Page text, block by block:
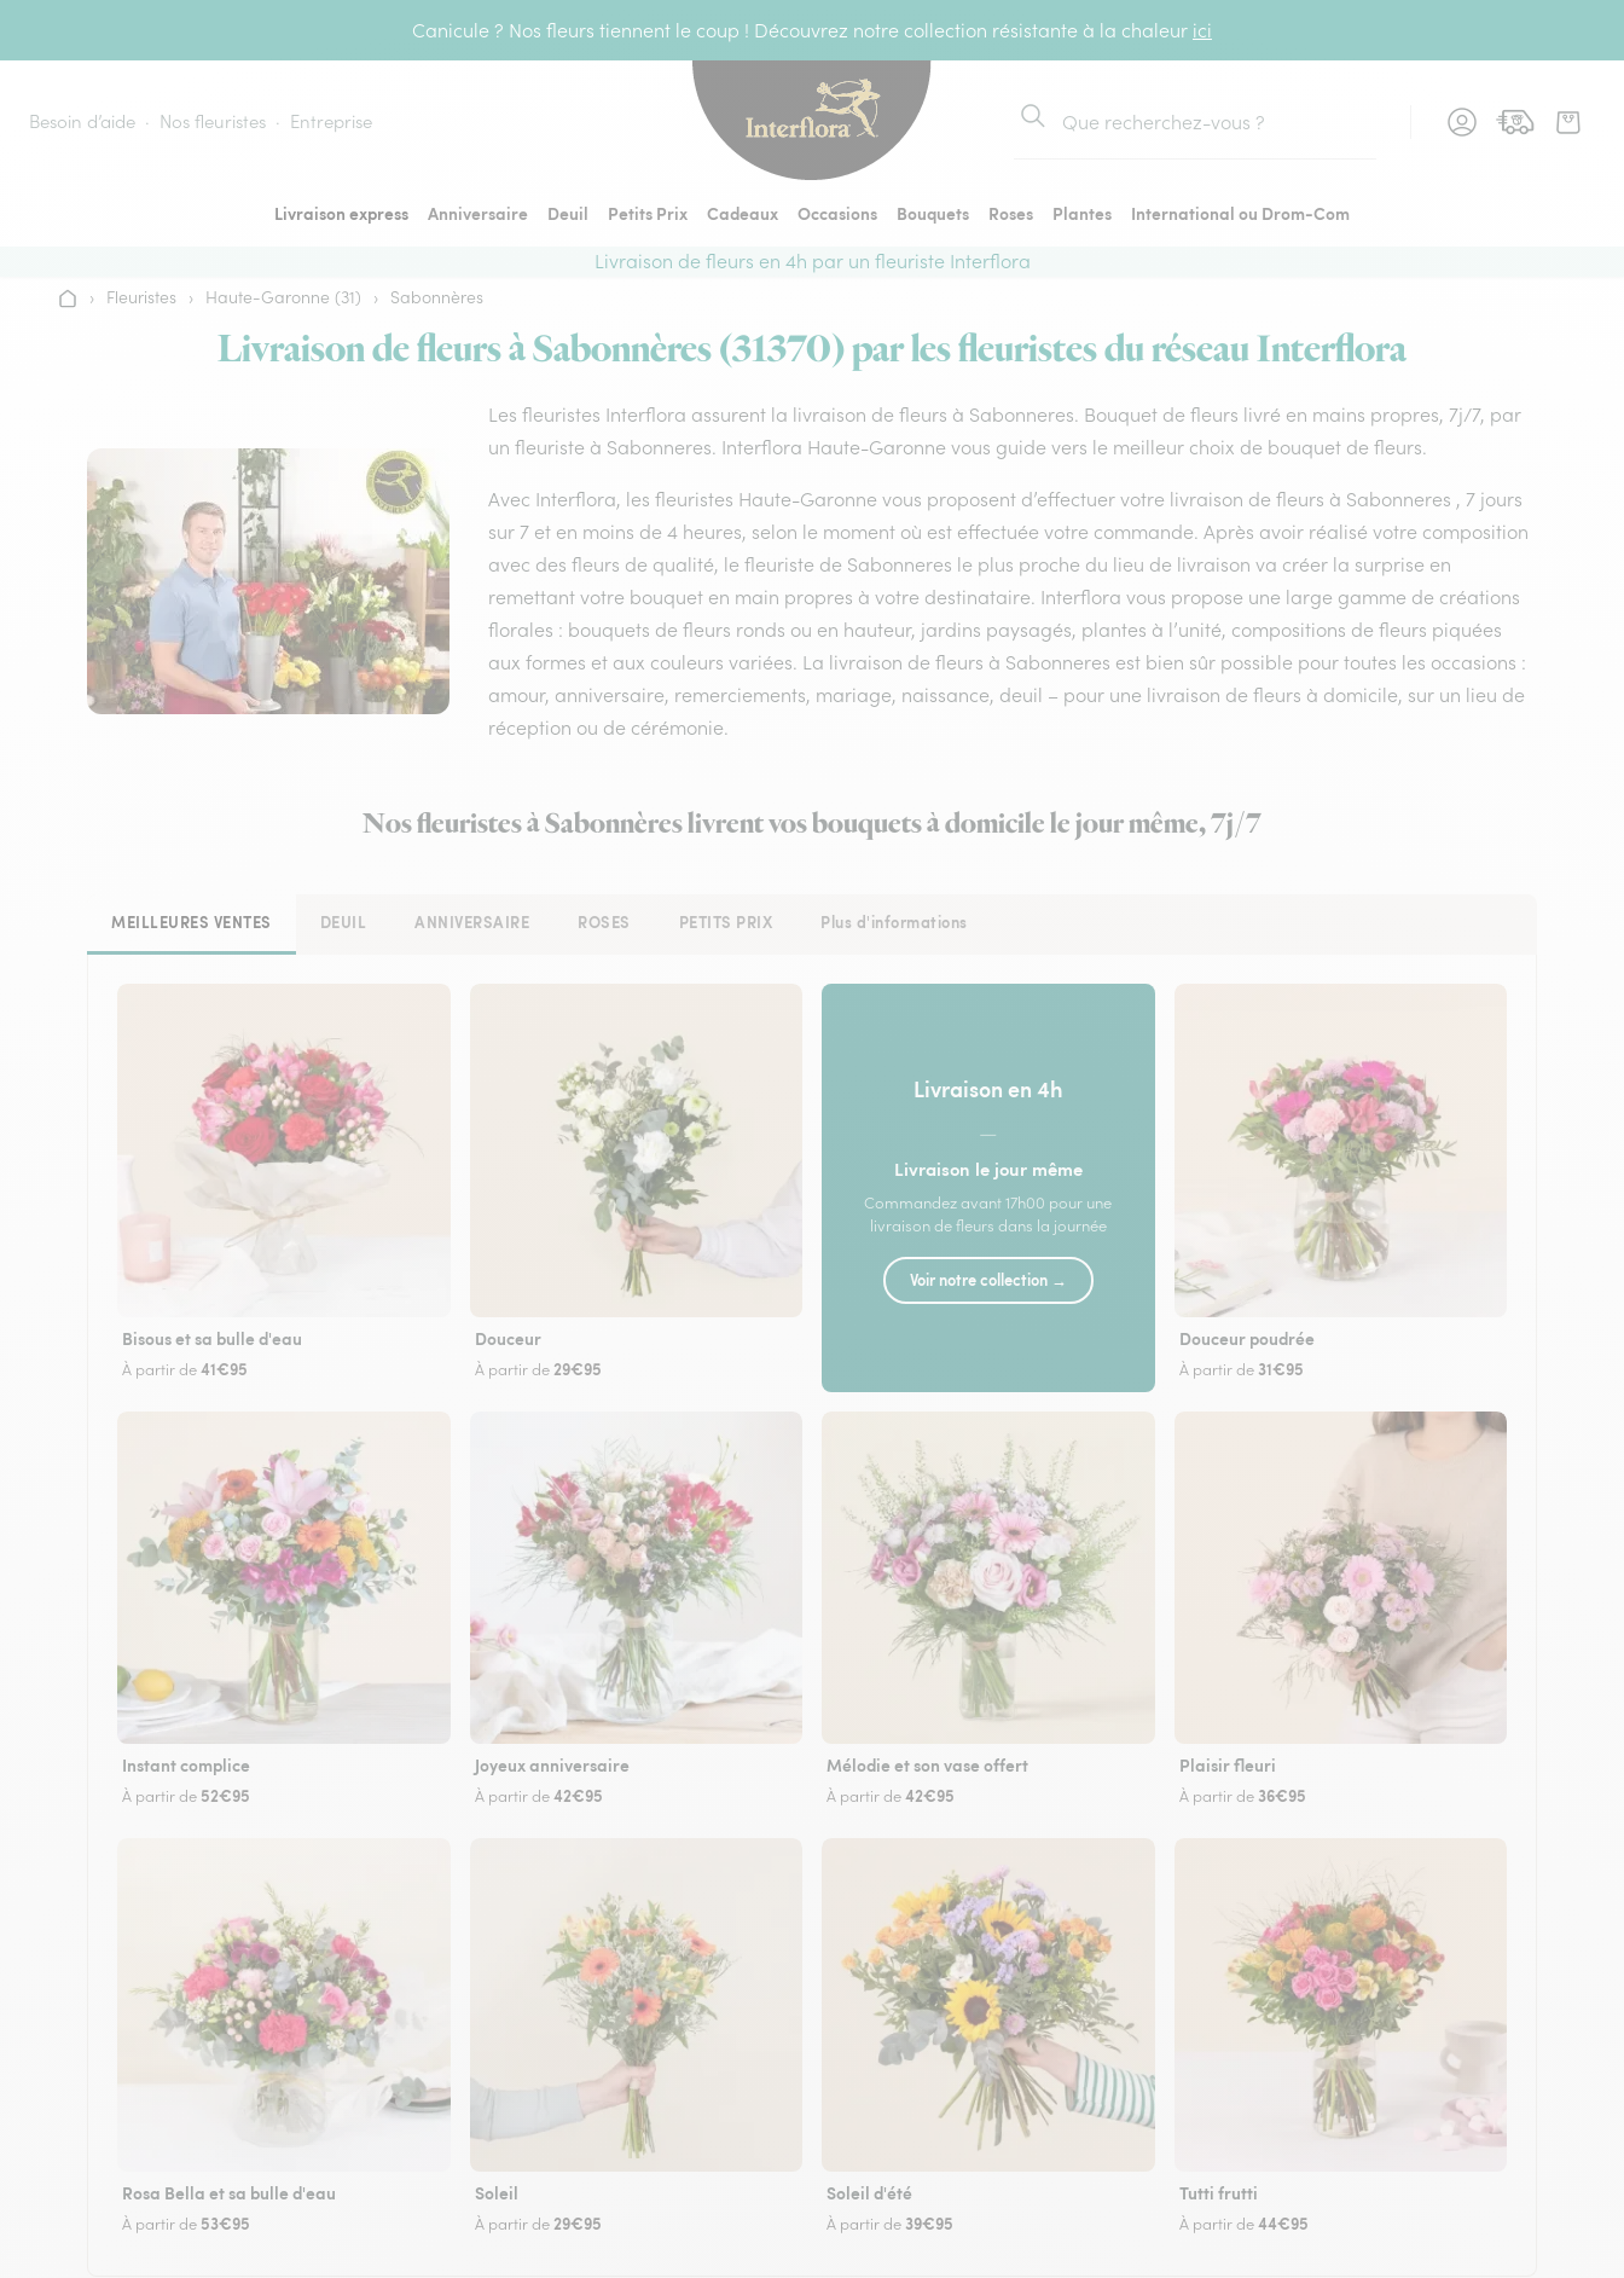
Canicule ? Nos fleurs tiennent le coup ! Découvrez notre collection résistante à la chaleur ici
Besoin d’aide Nos fleuristes Entreprise
Rechercher
Livraison express Anniversaire Deuil Petits Prix Cadeaux Occasions Bouquets Roses Plantes
International ou Drom-Com
Livraison de fleurs en 4h par un fleuriste Interflora
Accueil
› Fleuristes › Haute-Garonne (31) › Sabonnères
Livraison de fleurs à Sabonnères (31370) par les fleuristes du réseau Interflora
Les fleuristes Interflora assurent la livraison de fleurs à Sabonneres. Bouquet de fleurs livré en mains propres, 7j/7, par
un fleuriste à Sabonneres. Interflora Haute-Garonne vous guide vers le meilleur choix de bouquet de fleurs.
Avec Interflora, les fleuristes Haute-Garonne vous proposent d’effectuer votre livraison de fleurs à Sabonneres , 7 jours
sur 7 et en moins de 4 heures, selon le moment où est effectuée votre commande. Après avoir réalisé votre composition
avec des fleurs de qualité, le fleuriste de Sabonneres le plus proche du lieu de livraison va créer la surprise en
remettant votre bouquet en main propres à votre destinataire. Interflora vous propose une large gamme de créations
florales : bouquets de fleurs ronds ou en hauteur, jardins paysagés, plantes à l’unité, compositions de fleurs piquées
aux formes et aux couleurs variées. La livraison de fleurs à Sabonneres est bien sûr possible pour toutes les occasions :
amour, anniversaire, remerciements, mariage, naissance, deuil – pour une livraison de fleurs à domicile, sur un lieu de
réception ou de cérémonie.
Nos fleuristes à Sabonnères livrent vos bouquets à domicile le jour même, 7j/7
MEILLEURES VENTES DEUIL ANNIVERSAIRE ROSES PETITS PRIX Plus d'informations
Bisous et sa bulle d'eau
À partir de41€95
Douceur
À partir de 29€95
Livraison en 4h
—
Livraison le jour même
Commandez avant 17h00 pour une
livraison de fleurs dans la journée
Voir notre collection →
Douceur poudrée
À partir de 31€95
Instant complice
À partir de 52€95
Joyeux anniversaire
À partir de42€95
Mélodie et son vase offert
À partir de42€95
Plaisir fleuri
À partir de 36€95
Rosa Bella et sa bulle d'eau
À partir de 53€95
Soleil
À partir de 29€95
Soleil d'été
À partir de 39€95
Tutti frutti
À partir de44€95